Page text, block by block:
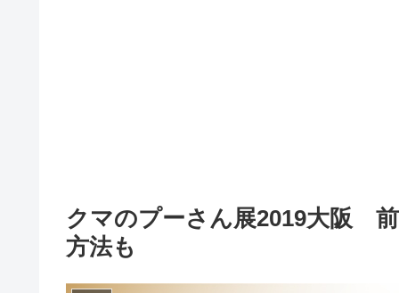
クマのプーさん展2019大阪
方法も